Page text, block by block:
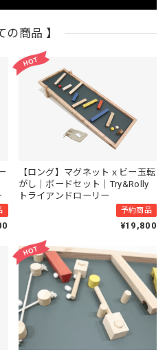
の商品 】
【ロング】マグネットｘビー玉転
がし｜ボードセット｜Try&Rolly
トライアンドローリー
予約商品
¥19,800